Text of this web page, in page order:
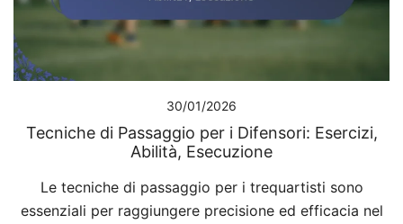
30/01/2026
Tecniche di Passaggio per i Difensori: Esercizi,
Abilità, Esecuzione
Le tecniche di passaggio per i trequartisti sono
essenziali per raggiungere precisione ed efficacia nel